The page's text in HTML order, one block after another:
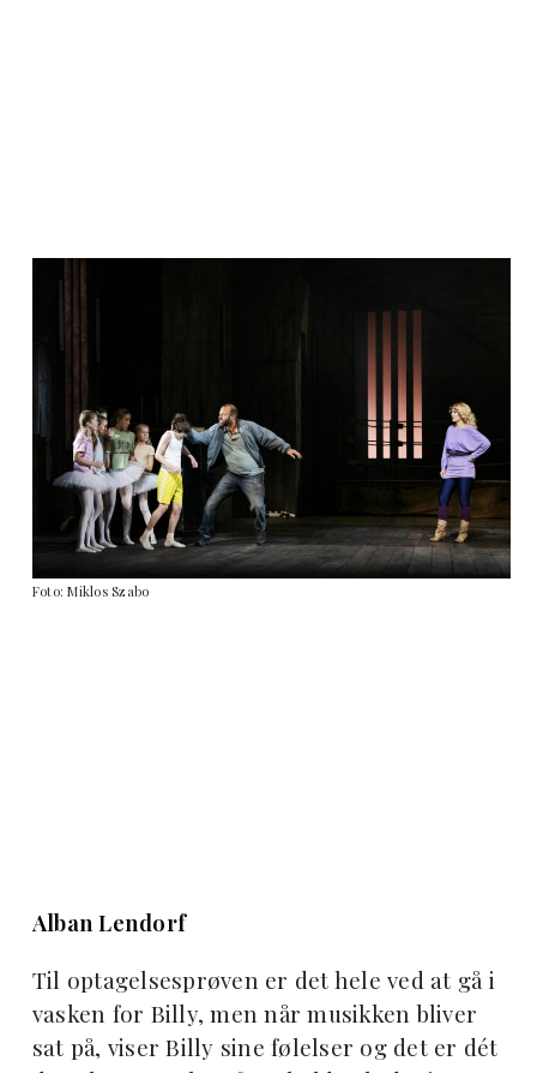
Foto: Miklos Szabo
Alban Lendorf
Til optagelsesprøven er det hele ved at gå i
vasken for Billy, men når musikken bliver
sat på, viser Billy sine følelser og det er dét